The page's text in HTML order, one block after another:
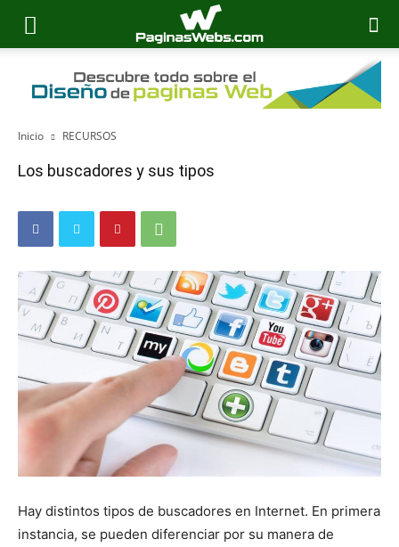
Inicio RECURSOS
Los buscadores y sus tipos
Hay distintos tipos de buscadores en Internet. En primera
instancia, se pueden diferenciar por su manera de